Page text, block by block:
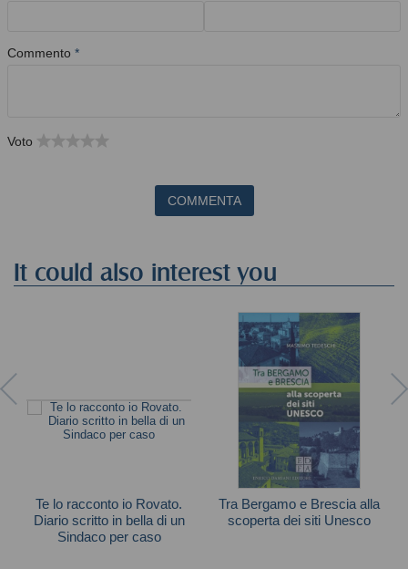
Commento *
Voto
COMMENTA
It could also interest you
Te lo racconto io Rovato.
Diario scritto in bella di un
Sindaco per caso
Tra Bergamo e Brescia alla
scoperta dei siti Unesco